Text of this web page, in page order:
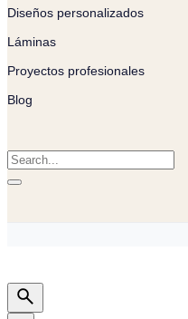
Diseños personalizados
Láminas
Proyectos profesionales
Blog